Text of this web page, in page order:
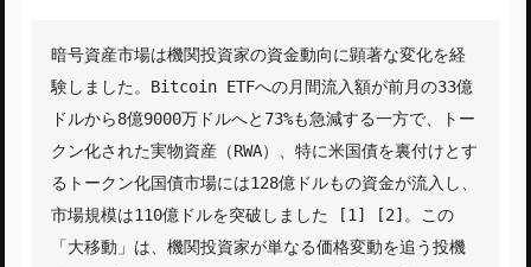
暗号資産市場は機関投資家の資金動向に顕著な変化を経
験しました。Bitcoin ETFへの月間流入額が前月の33億
ドルから8億9000万ドルへと73%も急減する一方で、トー
クン化された実物資産（RWA）、特に米国債を裏付けとす
るトークン化国債市場には128億ドルもの資金が流入し、
市場規模は110億ドルを突破しました [1] [2]。この
「大移動」は、機関投資家が単なる価格変動を追う投機